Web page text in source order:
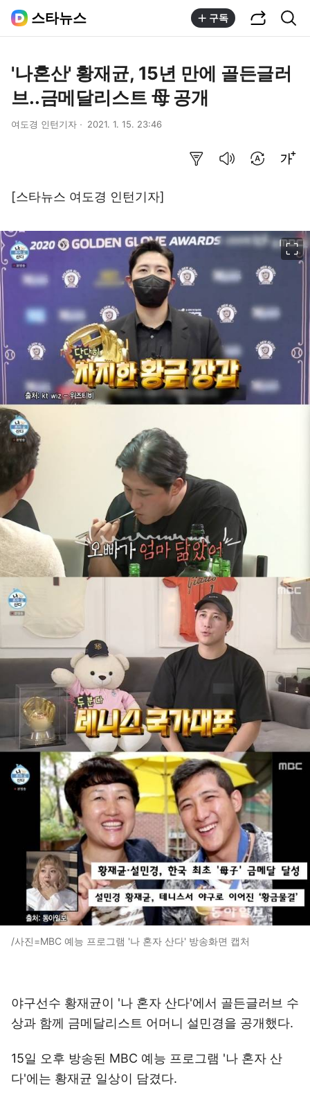
스타뉴스 구독
'나혼산' 황재균, 15년 만에 골든글러
브..금메달리스트 母 공개
여도경 인턴기자 2021. 1. 15. 23:46
[스타뉴스 여도경 인턴기자]
/사진=MBC 예능 프로그램 '나 혼자 산다' 방송화면 캡처
야구선수 황재균이 '나 혼자 산다'에서 골든글러브 수
상과 함께 금메달리스트 어머니 설민경을 공개했다.
15일 오후 방송된 MBC 예능 프로그램 '나 혼자 산
다'에는 황재균 일상이 담겼다.